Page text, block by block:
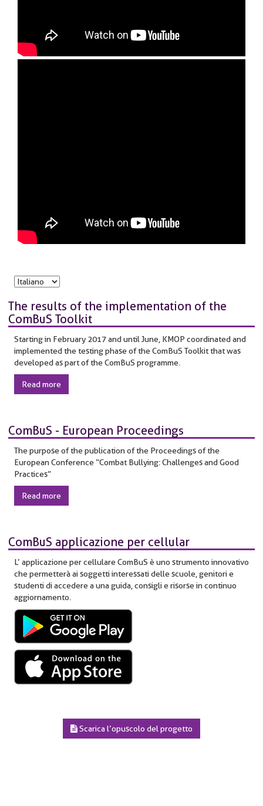
The results of the implementation of the
ComBuS Toolkit
Starting in February 2017 and until June, KMOP coordinated and
implemented the testing phase of the ComBuS Toolkit that was
developed as part of the ComBuS programme.
Read more
ComBuS - European Proceedings
The purpose of the publication of the Proceedings of the
European Conference “Combat Bullying: Challenges and Good
Practices”
Read more
ComBuS applicazione per cellular
L’ applicazione per cellulare ComBuS è uno strumento innovativo
che permetterà ai soggetti interessati delle scuole, genitori e
studenti di accedere a una guida, consigli e risorse in continuo
aggiornamento.
Scarica l’opuscolo del progetto